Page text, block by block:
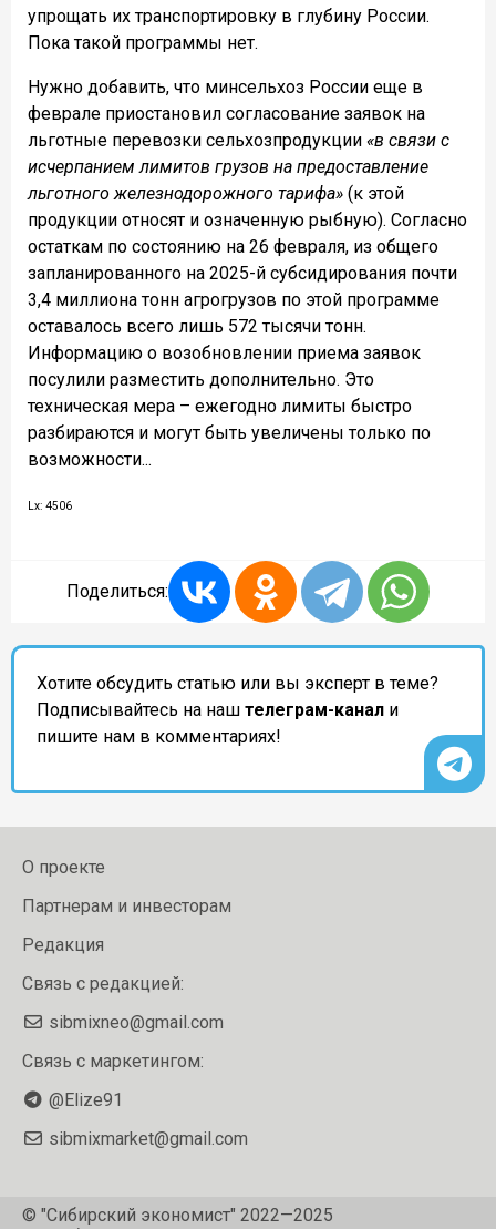
упрощать их транспортировку в глубину России.
Пока такой программы нет.
Нужно добавить, что минсельхоз России еще в
феврале приостановил согласование заявок на
льготные перевозки сельхозпродукции «в связи с
исчерпанием лимитов грузов на предоставление
льготного железнодорожного тарифа» (к этой
продукции относят и означенную рыбную). Согласно
остаткам по состоянию на 26 февраля, из общего
запланированного на 2025-й субсидирования почти
3,4 миллиона тонн агрогрузов по этой программе
оставалось всего лишь 572 тысячи тонн.
Информацию о возобновлении приема заявок
посулили разместить дополнительно. Это
техническая мера – ежегодно лимиты быстро
разбираются и могут быть увеличены только по
возможности...
Lx: 4506
Поделиться:
Хотите обсудить статью или вы эксперт в теме?
Подписывайтесь на наш телеграм-канал и
пишите нам в комментариях!
О проекте
Партнерам и инвесторам
Редакция
Связь с редакцией:
sibmixneo@gmail.com
Связь с маркетингом:
@Elize91
sibmixmarket@gmail.com
© "Сибирский экономист" 2022—2025